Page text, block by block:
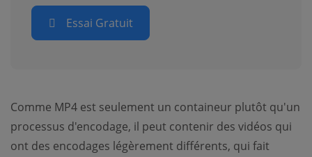
Essai Gratuit
Comme MP4 est seulement un containeur plutôt qu'un
processus d'encodage, il peut contenir des vidéos qui
ont des encodages légèrement différents, qui fait